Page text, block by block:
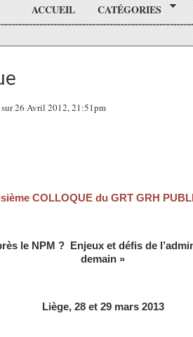
ACCUEIL CATÉGORIES
26 Avril 2012, 21:51pm
COLLOQUE du GRT GRH
le NPM ? Enjeux et défis de
demain »
Liège, 28 et 29 mars 2013